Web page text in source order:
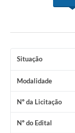
Situação
Modalidade
Nº da Licitação
Nº do Edital